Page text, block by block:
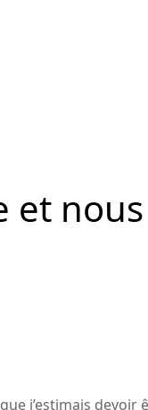
et
j’estimais